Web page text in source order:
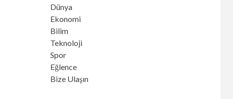
Dünya
Ekonomi
Bilim
Teknoloji
Spor
Eğlence
Bize Ulaşın